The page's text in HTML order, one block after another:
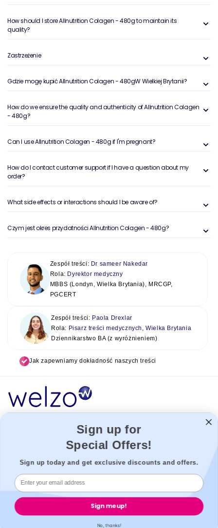
How should I store Allnutrition Colagen - 480g to maintain its
quality?
Zastrzeżenie
Gdzie mogę kupić Allnutrition Colagen - 480gW Wielkiej Brytanii?
How do we ensure the quality and authenticity of Allnutrition Colagen
- 480g?
Can I use Allnutrition Colagen - 480g if I'm pregnant?
How do I contact customer support if I have a question about my
order?
What side effects or interactions should I be aware of?
Czym jest okres przydatności Allnutrition Colagen - 480g?
Zespół treści: Dr sameer Nakedar
Rola: Dyrektor medyczny
MBBS (Londyn, Wielka Brytania), MRCGP,
PGCERT
Zespół treści: Paola Drexlar
Rola: Pisarz treści medycznych, Wielka Brytania
Dziennikarstwo BA (z wyróżnieniem)
Jak zapewniamy dokładność naszych treści
Welzo działa jako platforma opieki zdrowotnej, łącząc pacjentów z
najlepszymi dostawcami opieki zdrowotnej, aby umożliwić
bezproblemowe wrażenia. Nie możemy ponosić odpowiedzialności
za naszych zewnętrznych dostawców.
Welzo, 833, 19 - 21 Crawford Street, W1H 1PJ, Londyn, Wielka
Brytania.
Welzo
Sign up for
Special Offers!
Sign up today and get exclusive discounts and offers.
Sign me up!
No, thanks!